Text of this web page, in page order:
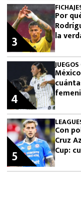
Por
la
3
4
Con
Cruz
Cup:
5